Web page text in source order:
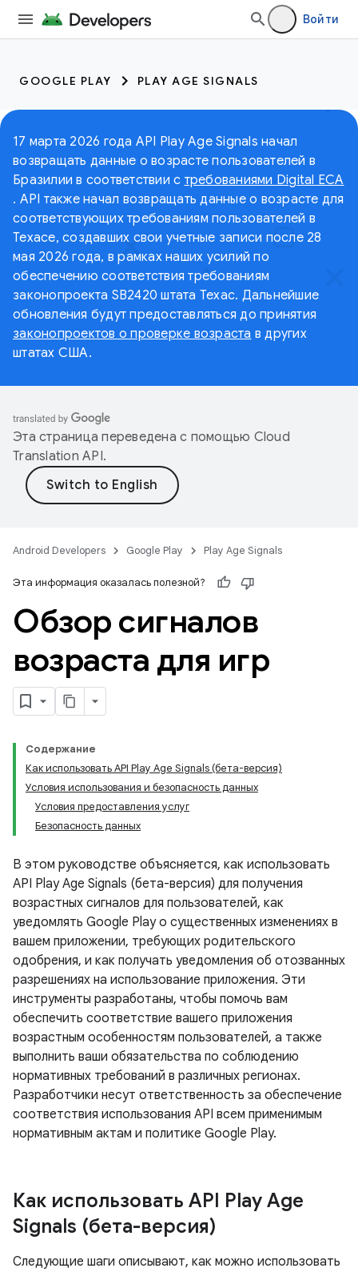
Войти
GOOGLE PLAY PLAY AGE SIGNALS
17 марта 2026 года API Play Age Signals начал
возвращать данные о возрасте пользователей в
Бразилии в соответствии с требованиями Digital ECA
. API также начал возвращать данные о возрасте для
соответствующих требованиям пользователей в
Техасе, создавших свои учетные записи после 28
мая 2026 года, в рамках наших усилий по
обеспечению соответствия требованиям
законопроекта SB2420 штата Техас. Дальнейшие
обновления будут предоставляться до принятия
законопроектов о проверке возраста в других
штатах США.
Эта страница переведена с помощью Cloud
Translation API.
Android Developers Google Play Play Age Signals
Эта информация оказалась полезной?
Обзор сигналов
возраста для игр
Содержание
Как использовать API Play Age Signals (бета-версия)
Условия использования и безопасность данных
Условия предоставления услуг
Безопасность данных
В этом руководстве объясняется, как использовать
API Play Age Signals (бета-версия) для получения
возрастных сигналов для пользователей, как
уведомлять Google Play о существенных изменениях в
вашем приложении, требующих родительского
одобрения, и как получать уведомления об отозванных
разрешениях на использование приложения. Эти
инструменты разработаны, чтобы помочь вам
обеспечить соответствие вашего приложения
возрастным особенностям пользователей, а также
выполнить ваши обязательства по соблюдению
нормативных требований в различных регионах.
Разработчики несут ответственность за обеспечение
соответствия использования API всем применимым
нормативным актам и политике Google Play.
Как использовать API Play Age
Signals (бета-версия)
Следующие шаги описывают, как можно использовать